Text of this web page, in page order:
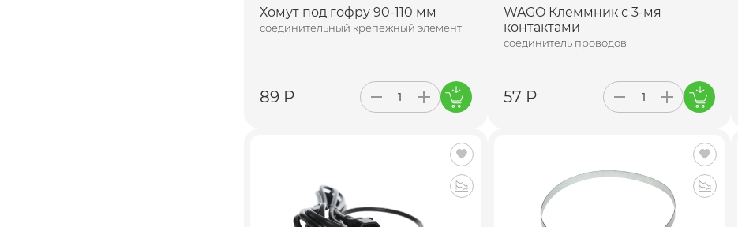
Хомут под гофру 90-110 мм
соединительный крепежный элемент
89 Р
WAGO Клеммник с 3-мя
контактами
соединитель проводов
57 Р